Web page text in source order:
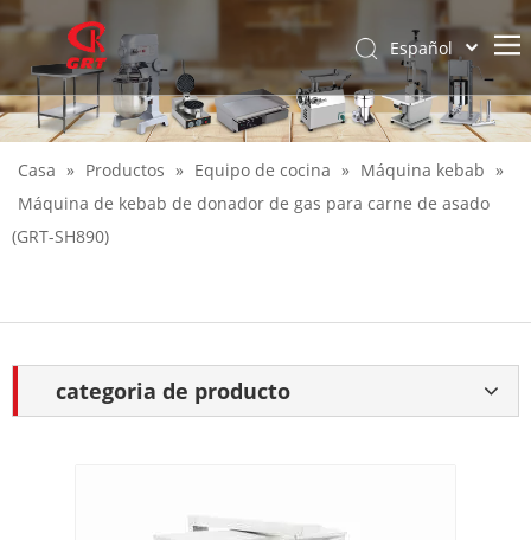
Español
English
Casa » Productos » Equipo de cocina » Máquina kebab »
Máquina de kebab de donador de gas para carne de asado
(GRT-SH890)
categoria de producto